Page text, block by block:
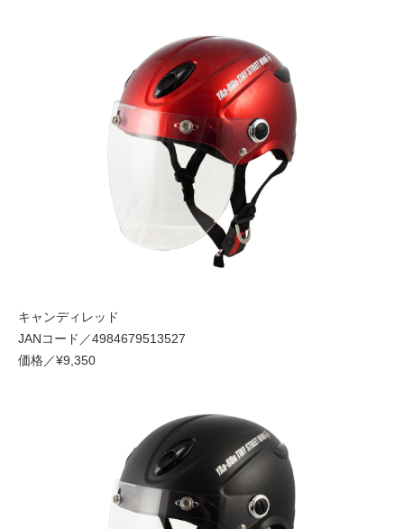
キャンディレッド
JANコード／4984679513527
価格／¥9,350